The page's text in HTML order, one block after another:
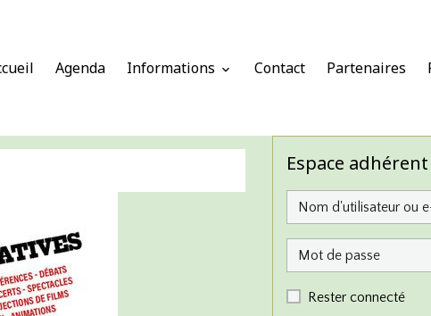
Agenda Informations Contact Partenaires
Espace adhérent
Rester connecté